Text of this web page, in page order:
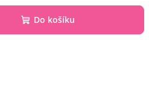
Do košíku